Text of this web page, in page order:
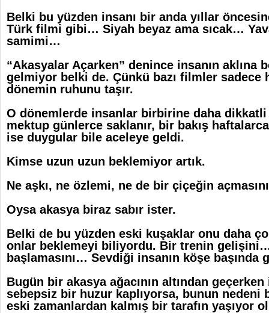
Belki bu yüzden insanı bir anda yıllar
Türk filmi gibi… Siyah beyaz ama sıcak…
samimi…
“Akasyalar Açarken” denince insanın aklına
gelmiyor belki de. Çünkü bazı filmler sadece
dönemin ruhunu taşır.
O dönemlerde insanlar birbirine daha
mektup günlerce saklanır, bir bakış
ise duygular bile aceleye geldi.
Kimse uzun uzun beklemiyor artık.
Ne aşkı, ne özlemi, ne de bir çiçeğin
Oysa akasya biraz sabır ister.
Belki de bu yüzden eski kuşaklar onu daha
onlar beklemeyi biliyordu. Bir trenin gelişini…
başlamasını… Sevdiği insanın köşe
Bugün bir akasya ağacının altından
sebepsiz bir huzur kaplıyorsa, bunun nedeni
eski zamanlardan kalmış bir tarafın yaşıyor